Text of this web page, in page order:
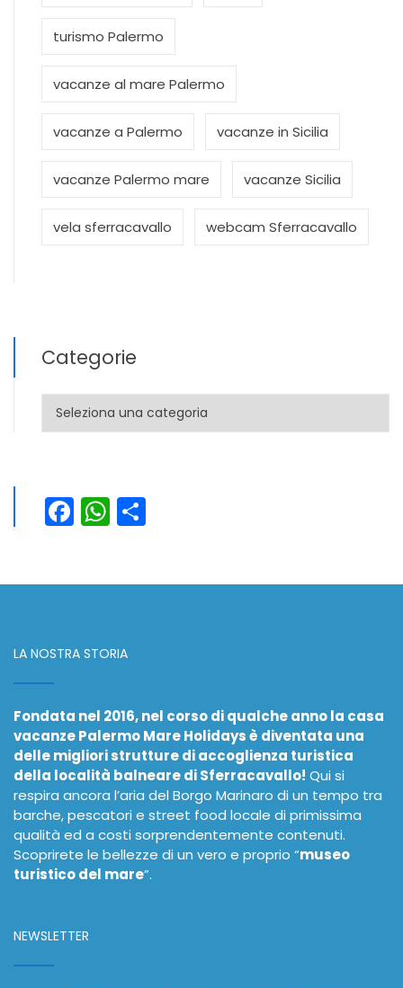
turismo Palermo
vacanze al mare Palermo
vacanze a Palermo vacanze in Sicilia
vacanze Palermo mare vacanze Sicilia
vela sferracavallo webcam Sferracavallo
Categorie
Categorie
Facebook
WhatsApp
LA NOSTRA STORIA
Fondata nel 2016, nel corso di qualche anno la casa
vacanze Palermo Mare Holidays è diventata una
delle migliori strutture di accoglienza turistica
della località balneare di Sferracavallo! Qui si
respira ancora l’aria del Borgo Marinaro di un tempo tra
barche, pescatori e street food locale di primissima
qualità ed a costi sorprendentemente contenuti.
Scoprirete le bellezze di un vero e proprio “museo
turistico del mare”.
NEWSLETTER